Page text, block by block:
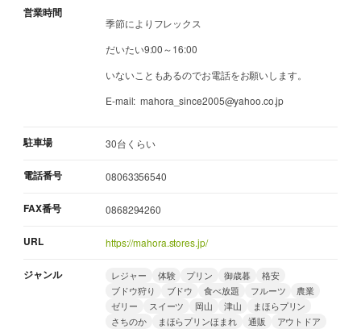
営業時間
季節によりフレックス
だいたい9:00～16:00
いないこともあるのでお電話をお願いします。
E-mail: mahora_since2005@yahoo.co.jp
駐車場 30台くらい
電話番号 08063356540
FAX番号 0868294260
URL https://mahora.stores.jp/
ジャンル レジャー 体験 プリン 御歳暮
格安
ブドウ狩り
ブドウ 食べ放題 フルーツ
農業
ゼリー
スイーツ 岡山 津山
まほらプリン
さちのか
まほらプリンほまれ 通販
アウトドア